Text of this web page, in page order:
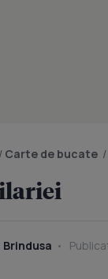
/ Carte de bucate /